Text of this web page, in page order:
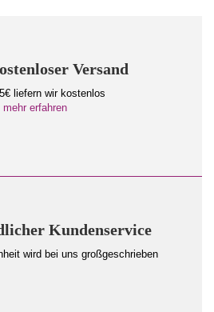
Versand
liefern wir kostenlos
mehr erfahren
Kundenservice
wird bei uns großgeschrieben